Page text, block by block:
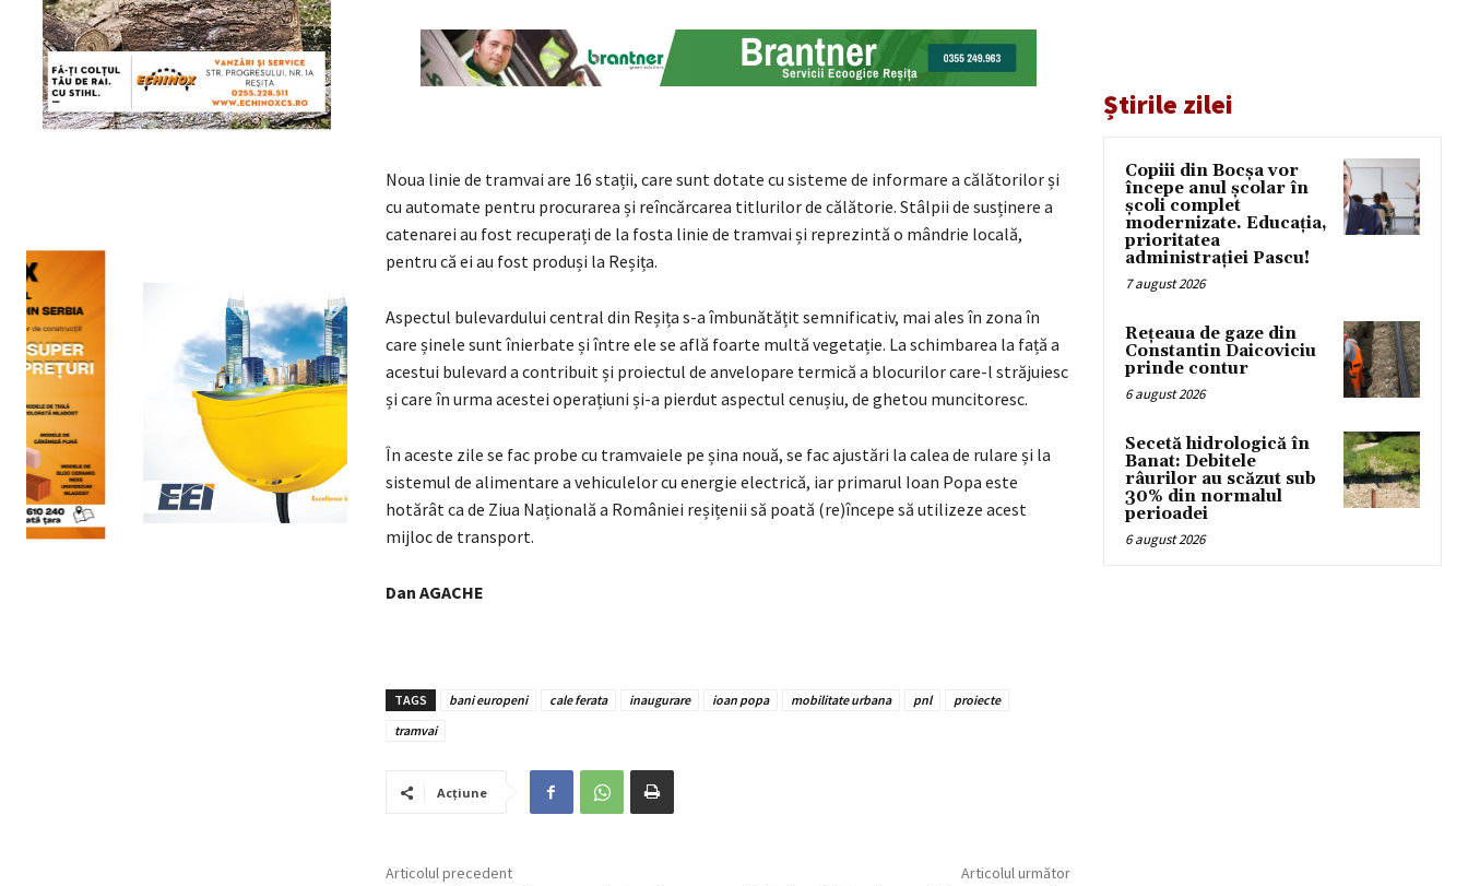
Noua linie de tramvai are 16 stații, care sunt dotate cu sisteme de informare a călătorilor și
cu automate pentru procurarea și reîncărcarea titlurilor de călătorie. Stâlpii de susținere a
catenarei au fost recuperați de la fosta linie de tramvai și reprezintă o mândrie locală,
pentru că ei au fost produși la Reșița.
Aspectul bulevardului central din Reșița s-a îmbunătățit semnificativ, mai ales în zona în
care șinele sunt înierbate și între ele se află foarte multă vegetație. La schimbarea la față a
acestui bulevard a contribuit și proiectul de anvelopare termică a blocurilor care-l străjuiesc
și care în urma acestei operațiuni și-a pierdut aspectul cenușiu, de ghetou muncitoresc.
În aceste zile se fac probe cu tramvaiele pe șina nouă, se fac ajustări la calea de rulare și la
sistemul de alimentare a vehiculelor cu energie electrică, iar primarul Ioan Popa este
hotărât ca de Ziua Națională a României reșițenii să poată (re)începe să utilizeze acest
mijloc de transport.
Dan AGACHE
TAGS bani europeni cale ferata inaugurare ioan popa mobilitate urbana pnl
proiecte
tramvai
Acțiune
Articolul precedent Articolul următor
Știrile zilei
Copiii din Bocșa vor
începe anul școlar în
școli complet
modernizate. Educația,
prioritatea
administrației Pascu!
7 august 2026
Rețeaua de gaze din
Constantin Daicoviciu
prinde contur
6 august 2026
Secetă hidrologică în
Banat: Debitele
râurilor au scăzut sub
30% din normalul
perioadei
6 august 2026